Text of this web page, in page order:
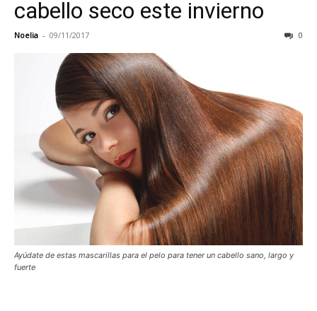
cabello seco este invierno
Noelia - 09/11/2017 0
Ayúdate de estas mascarillas para el pelo para tener un cabello sano, largo y
fuerte